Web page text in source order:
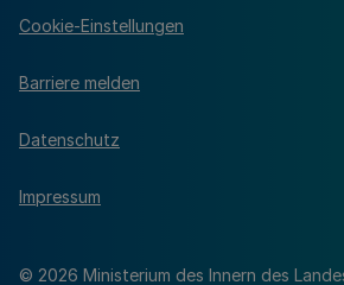
© 2026 Ministerium des Innern des
Cookie-Einstellungen
Barriere melden
Datenschutz
Impressum